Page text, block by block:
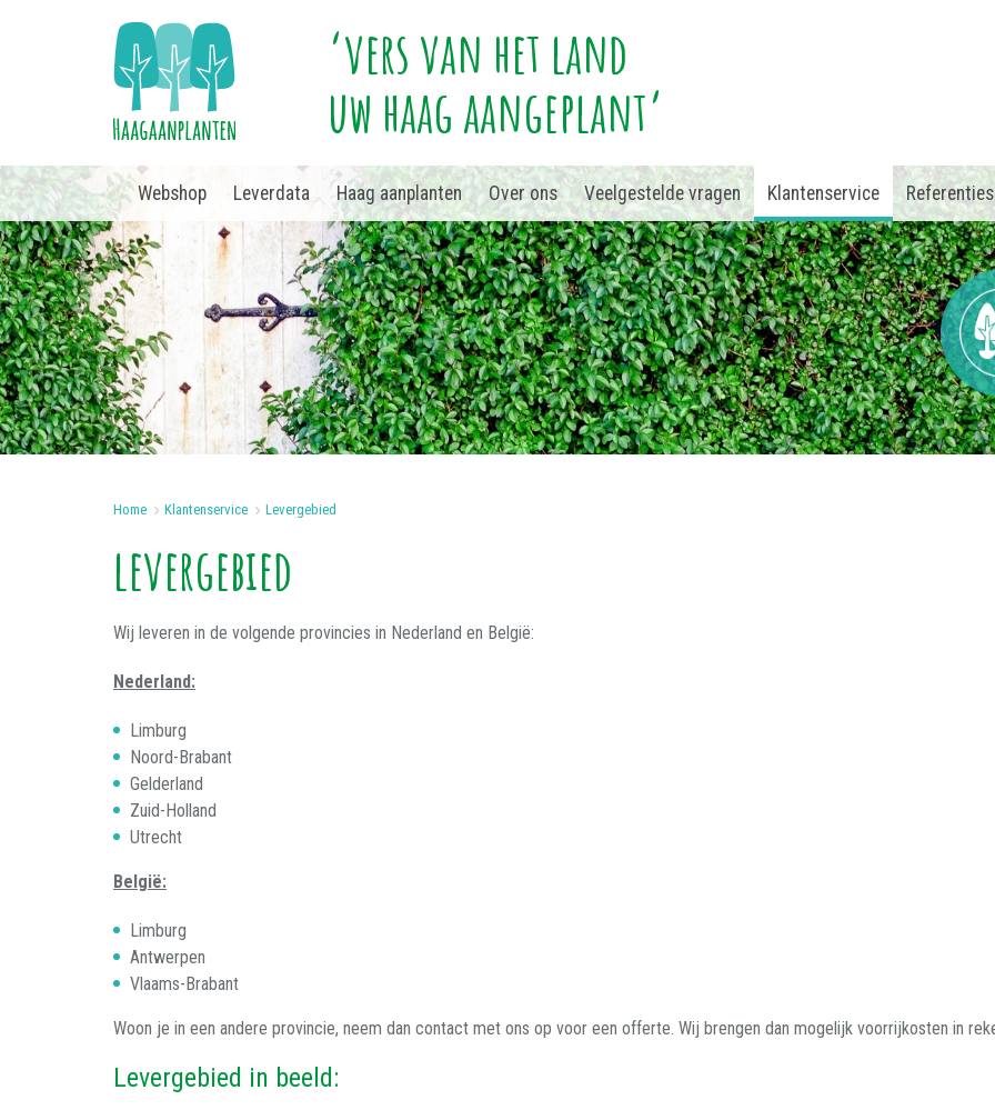
‘vers van het land
uw haag aangeplant’
Webshop Leverdata Haag aanplanten Over ons Veelgestelde vragen Klantenservice
Home > Klantenservice > Levergebied
levergebied
Wij leveren in de volgende provincies in Nederland en België:
Nederland:
Limburg
Noord-Brabant
Gelderland
Zuid-Holland
Utrecht
België:
Limburg
Antwerpen
Vlaams-Brabant
Woon je in een andere provincie, neem dan contact met ons op voor een offerte. Wij brengen dan mogelijk voorrijkosten in
Levergebied in beeld: